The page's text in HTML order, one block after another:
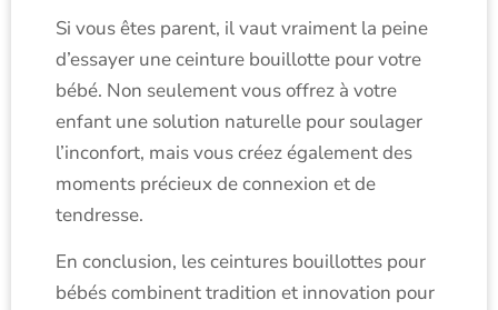
Si vous êtes parent, il vaut vraiment la peine
d’essayer une ceinture bouillotte pour votre
bébé. Non seulement vous offrez à votre
enfant une solution naturelle pour soulager
l’inconfort, mais vous créez également des
moments précieux de connexion et de
tendresse.
En conclusion, les ceintures bouillottes pour
bébés combinent tradition et innovation pour